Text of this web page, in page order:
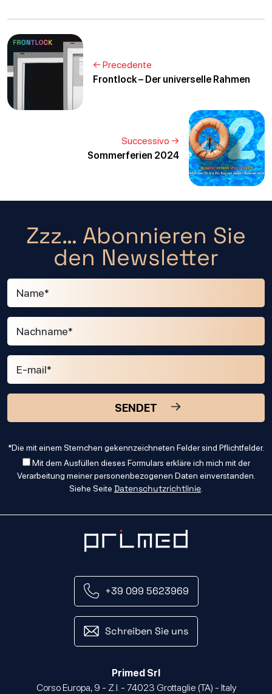
← Precedente
Frontlock – Der universelle Rahmen
Successivo →
Sommerferien 2024
Zzz… Abonnieren Sie
den Newsletter
*Die mit einem Sternchen gekennzeichneten Felder sind Pflichtfelder.
Mit dem Ausfüllen dieses Formulars erkläre ich mich mit der
Verarbeitung meiner personenbezogenen Daten einverstanden.
Siehe Seite Datenschutzrichtlinie
+39 099 5623969
Schreiben Sie uns
Primed Srl
Corso Europa, 9 - Z.I. - 74023 Grottaglie (TA) - Italy